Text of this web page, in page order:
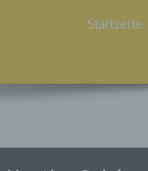
Startseite